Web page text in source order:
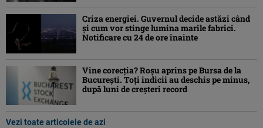
Criza energiei. Guvernul decide astăzi când
și cum vor stinge lumina marile fabrici.
Notificare cu 24 de ore înainte
Vine corecția? Roșu aprins pe Bursa de la
București. Toți indicii au deschis pe minus,
după luni de creșteri record
Vezi toate articolele de azi